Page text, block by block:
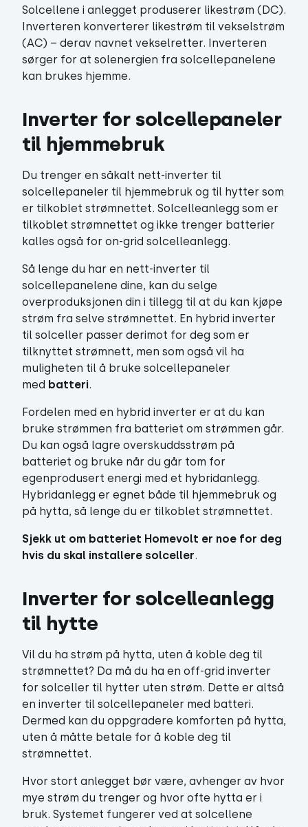
Solcellene i anlegget produserer likestrøm (DC).
Inverteren konverterer likestrøm til vekselstrøm
(AC) – derav navnet vekselretter. Inverteren
sørger for at solenergien fra solcellepanelene
kan brukes hjemme.
Inverter for solcellepaneler
til hjemmebruk
Du trenger en såkalt nett-inverter til
solcellepaneler til hjemmebruk og til hytter som
er tilkoblet strømnettet. Solcelleanlegg som er
tilkoblet strømnettet og ikke trenger batterier
kalles også for on-grid solcelleanlegg.
Så lenge du har en nett-inverter til
solcellepanelene dine, kan du selge
overproduksjonen din i tillegg til at du kan kjøpe
strøm fra selve strømnettet. En hybrid inverter
til solceller passer derimot for deg som er
tilknyttet strømnett, men som også vil ha
muligheten til å bruke solcellepaneler
med batteri.
Fordelen med en hybrid inverter er at du kan
bruke strømmen fra batteriet om strømmen går.
Du kan også lagre overskuddsstrøm på
batteriet og bruke når du går tom for
egenprodusert energi med et hybridanlegg.
Hybridanlegg er egnet både til hjemmebruk og
på hytta, så lenge du er tilkoblet strømnettet.
Sjekk ut om batteriet Homevolt er noe for deg
hvis du skal installere solceller.
Inverter for solcelleanlegg
til hytte
Vil du ha strøm på hytta, uten å koble deg til
strømnettet? Da må du ha en off-grid inverter
for solceller til hytter uten strøm. Dette er altså
en inverter til solcellepaneler med batteri.
Dermed kan du oppgradere komforten på hytta,
uten å måtte betale for å koble deg til
strømnettet.
Hvor stort anlegget bør være, avhenger av hvor
mye strøm du trenger og hvor ofte hytta er i
bruk. Systemet fungerer ved at solcellene